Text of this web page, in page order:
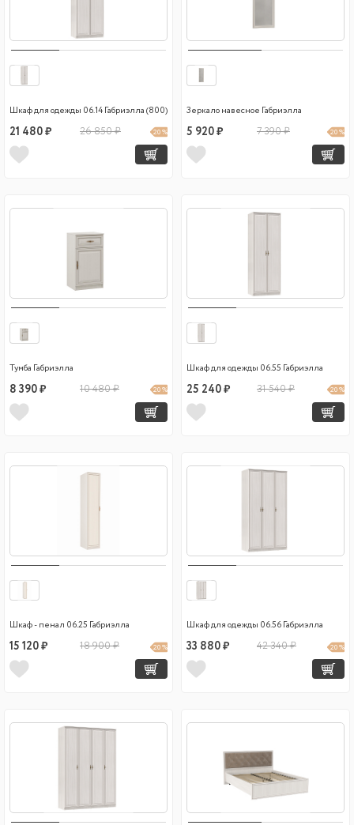
Шкаф для одежды 06.14 Габриэлла (800)
21 480 ₽ 26 850 ₽ 20 %
Зеркало навесное Габриэлла
5 920 ₽ 7 390 ₽ 20 %
Тумба Габриэлла
8 390 ₽ 10 480 ₽ 20 %
Шкаф для одежды 06.55 Габриэлла
25 240 ₽ 31 540 ₽ 20 %
Шкаф - пенал 06.25 Габриэлла
15 120 ₽ 18 900 ₽ 20 %
Шкаф для одежды 06.56 Габриэлла
33 880 ₽ 42 340 ₽ 20 %